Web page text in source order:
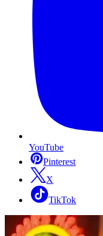
YouTube
Pinterest
X
TikTok